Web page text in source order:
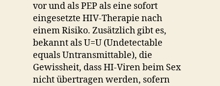
vor und als PEP als eine sofort
eingesetzte HIV-Therapie nach
einem Risiko. Zusätzlich gibt es,
bekannt als U=U (Undetectable
equals Untransmittable), die
Gewissheit, dass HI-Viren beim Sex
nicht übertragen werden, sofern